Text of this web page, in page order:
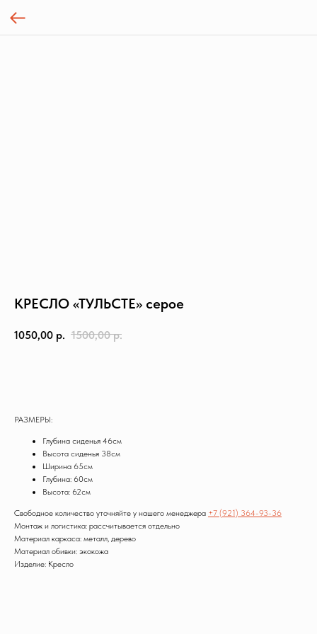
КРЕСЛО «ТУЛЬСТЕ» серое
1050,00 р. 1500,00 р.
РАЗМЕРЫ:
Глубина сиденья 46см
Высота сиденья 38см
Ширина 65см
Глубина: 60см
Высота: 62см
Свободное количество уточняйте у нашего менеджера +7 (921) 364-93-36
Монтаж и логистика: рассчитывается отдельно
Материал каркаса: металл, дерево
Материал обивки: экокожа
Изделие: Кресло